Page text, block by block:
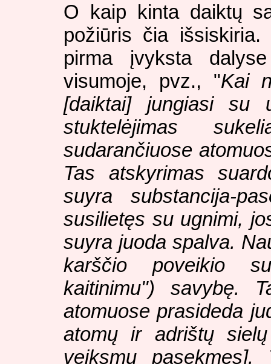
O kaip kinta daiktų
požiūris čia
pirma įvyksta
visumoje, pvz., "Kai
[daiktai] jungiasi su
stuktelėjimas
sudarančiuose
Tas atskyrimas
suyra substancija-
susilietęs su ugnimi,
suyra juoda spalva.
karščio poveikio
kaitinimu") savybę.
atomuose prasideda
atomų ir adrištų
veiksmų